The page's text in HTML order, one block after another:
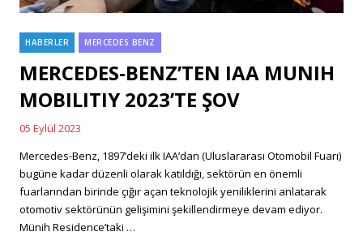
Categories
HABERLER MERCEDES BENZ
MERCEDES-BENZ’TEN IAA MUNIH
MOBILITIY 2023’TE ŞOV
Posted
on
05 Eylül 2023
Mercedes-Benz, 1897’deki ilk IAA’dan (Uluslararası Otomobil Fuarı)
bugüne kadar düzenli olarak katıldığı, sektörün en önemli
fuarlarından birinde çığır açan teknolojik yeniliklerini anlatarak
otomotiv sektörünün gelişimini şekillendirmeye devam ediyor.
Münih Residence’taki …